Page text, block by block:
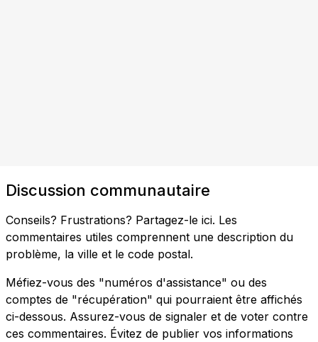
Discussion communautaire
Conseils? Frustrations? Partagez-le ici. Les
commentaires utiles comprennent une description du
problème, la ville et le code postal.
Méfiez-vous des "numéros d'assistance" ou des
comptes de "récupération" qui pourraient être affichés
ci-dessous. Assurez-vous de signaler et de voter contre
ces commentaires. Évitez de publier vos informations